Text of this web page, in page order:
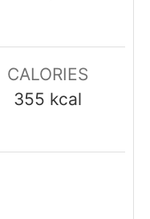
CALORIES
355 kcal